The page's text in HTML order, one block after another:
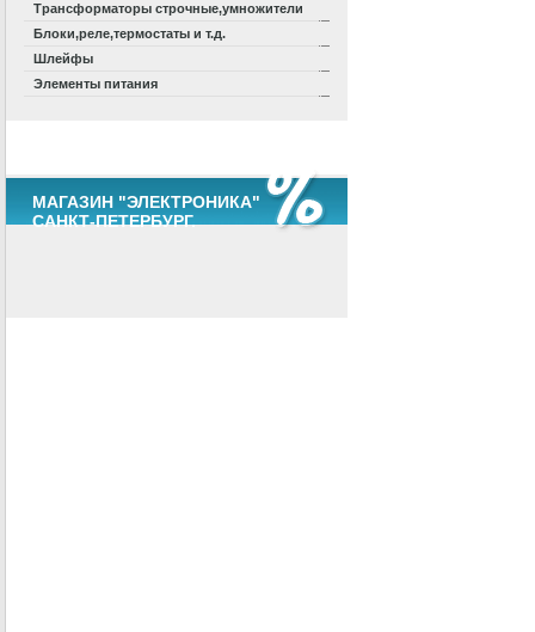
Трансформаторы строчные,умножители
Блоки,реле,термостаты и т.д.
Шлейфы
Элементы питания
МАГАЗИН "ЭЛЕКТРОНИКА"
САНКТ-ПЕТЕРБУРГ.